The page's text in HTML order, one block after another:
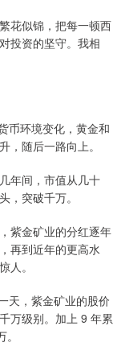
花似锦，把每一顿西
投资的坚守。我相
币环境变化，黄金和
，随后一路向上。
年间，市值从几十
，突破千万。
紫金矿业的分红逐年
再到近年的更高水
人。
天，紫金矿业的股价
万级别。加上 9 年累